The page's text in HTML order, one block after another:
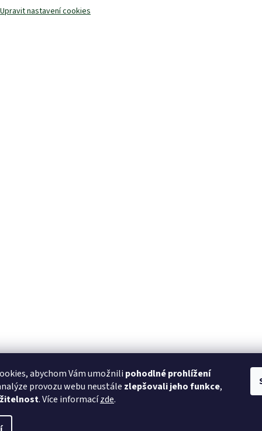
abychom Vám umožnili pohodlné prohlížení
provozu webu neustále zlepšovali jeho funkce,
. Více informacízde.
Upravit nastavení cookies